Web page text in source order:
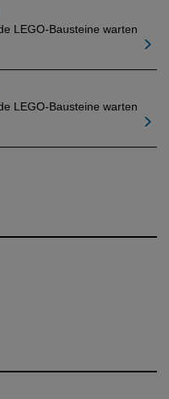
LEGO-Bausteine warten
LEGO-Bausteine warten